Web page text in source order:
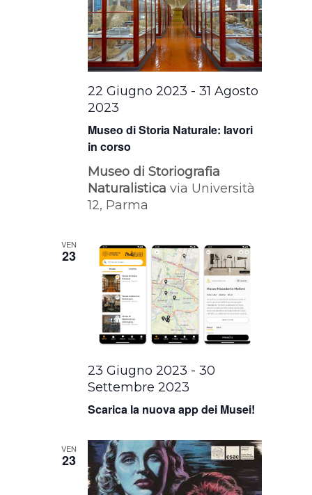
Museo di Storia Naturale: lavori
in corso
22 Giugno 2023 -31 Agosto
2023
Museo di Storiografia
Naturalisticavia Università
12, Parma
VEN
23
Scarica la nuova app dei Musei!
23 Giugno 2023 -30
Settembre 2023
VEN
23